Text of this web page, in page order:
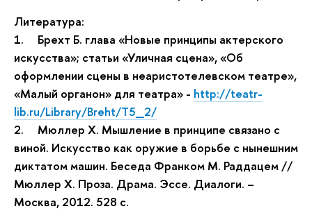
Литература:
1. Брехт Б. глава «Новые принципы актерского
искусства»; статьи «Уличная сцена», «Об
оформлении сцены в неаристотелевском театре»,
«Малый органон» для театра» - http://teatr-
lib.ru/Library/Breht/T5_2/
2. Мюллер Х. Мышление в принципе связано с
виной. Искусство как оружие в борьбе с нынешним
диктатом машин. Беседа Франком М. Раддацем //
Мюллер Х. Проза. Драма. Эссе. Диалоги. –
Москва, 2012. 528 с.